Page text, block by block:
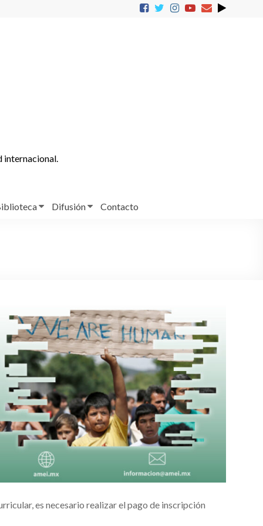
internacional.
Difusión Contacto
es necesario realizar el pago de inscripción